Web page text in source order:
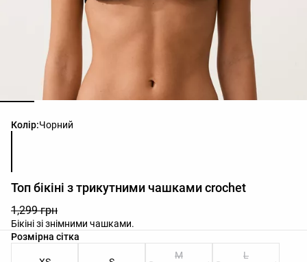
Колір:Чорний
Список кольорів товару
Топ бікіні з трикутними чашками crochet
1,299 грн
Бікіні зі знімними чашками.
Розмірна сітка
Список розмірів товару
M L